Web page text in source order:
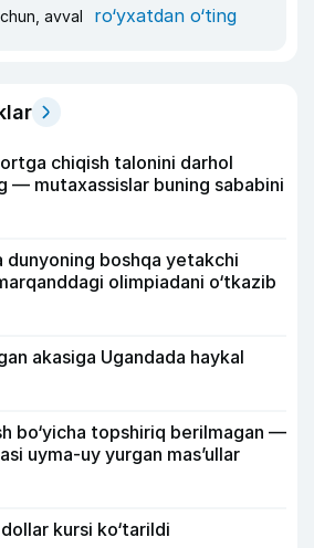
avval ro‘yxatdan o‘ting
chiqish talonini darhol
— mutaxassislar buning sababini
dunyoning boshqa yetakchi
olimpiadani o‘tkazib
akasiga Ugandada haykal
bo‘yicha topshiriq berilmagan —
uyma-uy yurgan mas’ullar
kursi ko‘tarildi